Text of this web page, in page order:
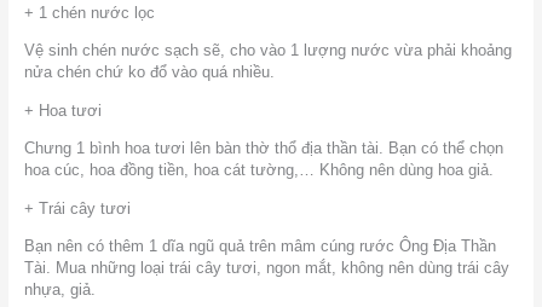
+ 1 chén nước lọc
Vệ sinh chén nước sạch sẽ, cho vào 1 lượng nước vừa phải khoảng
nửa chén chứ ko đổ vào quá nhiều.
+ Hoa tươi
Chưng 1 bình hoa tươi lên bàn thờ thổ địa thần tài. Bạn có thể chọn
hoa cúc, hoa đồng tiền, hoa cát tường,… Không nên dùng hoa giả.
+ Trái cây tươi
Bạn nên có thêm 1 dĩa ngũ quả trên mâm cúng rước Ông Địa Thần
Tài. Mua những loại trái cây tươi, ngon mắt, không nên dùng trái cây
nhựa, giả.